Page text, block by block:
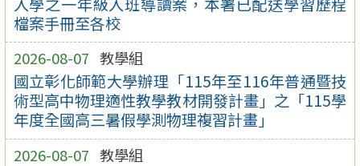
檔案手冊至各校
2026-08-07 教學組
國立彰化師範大學辦理「115年至116年普通暨技
術型高中物理適性教學教材開發計畫」之「115學
年度全國高三暑假學測物理複習計畫」
2026-08-07 教學組